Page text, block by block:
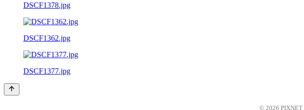
DSCF1378.jpg
DSCF1362.jpg
DSCF1377.jpg
© 2026 PIXNET